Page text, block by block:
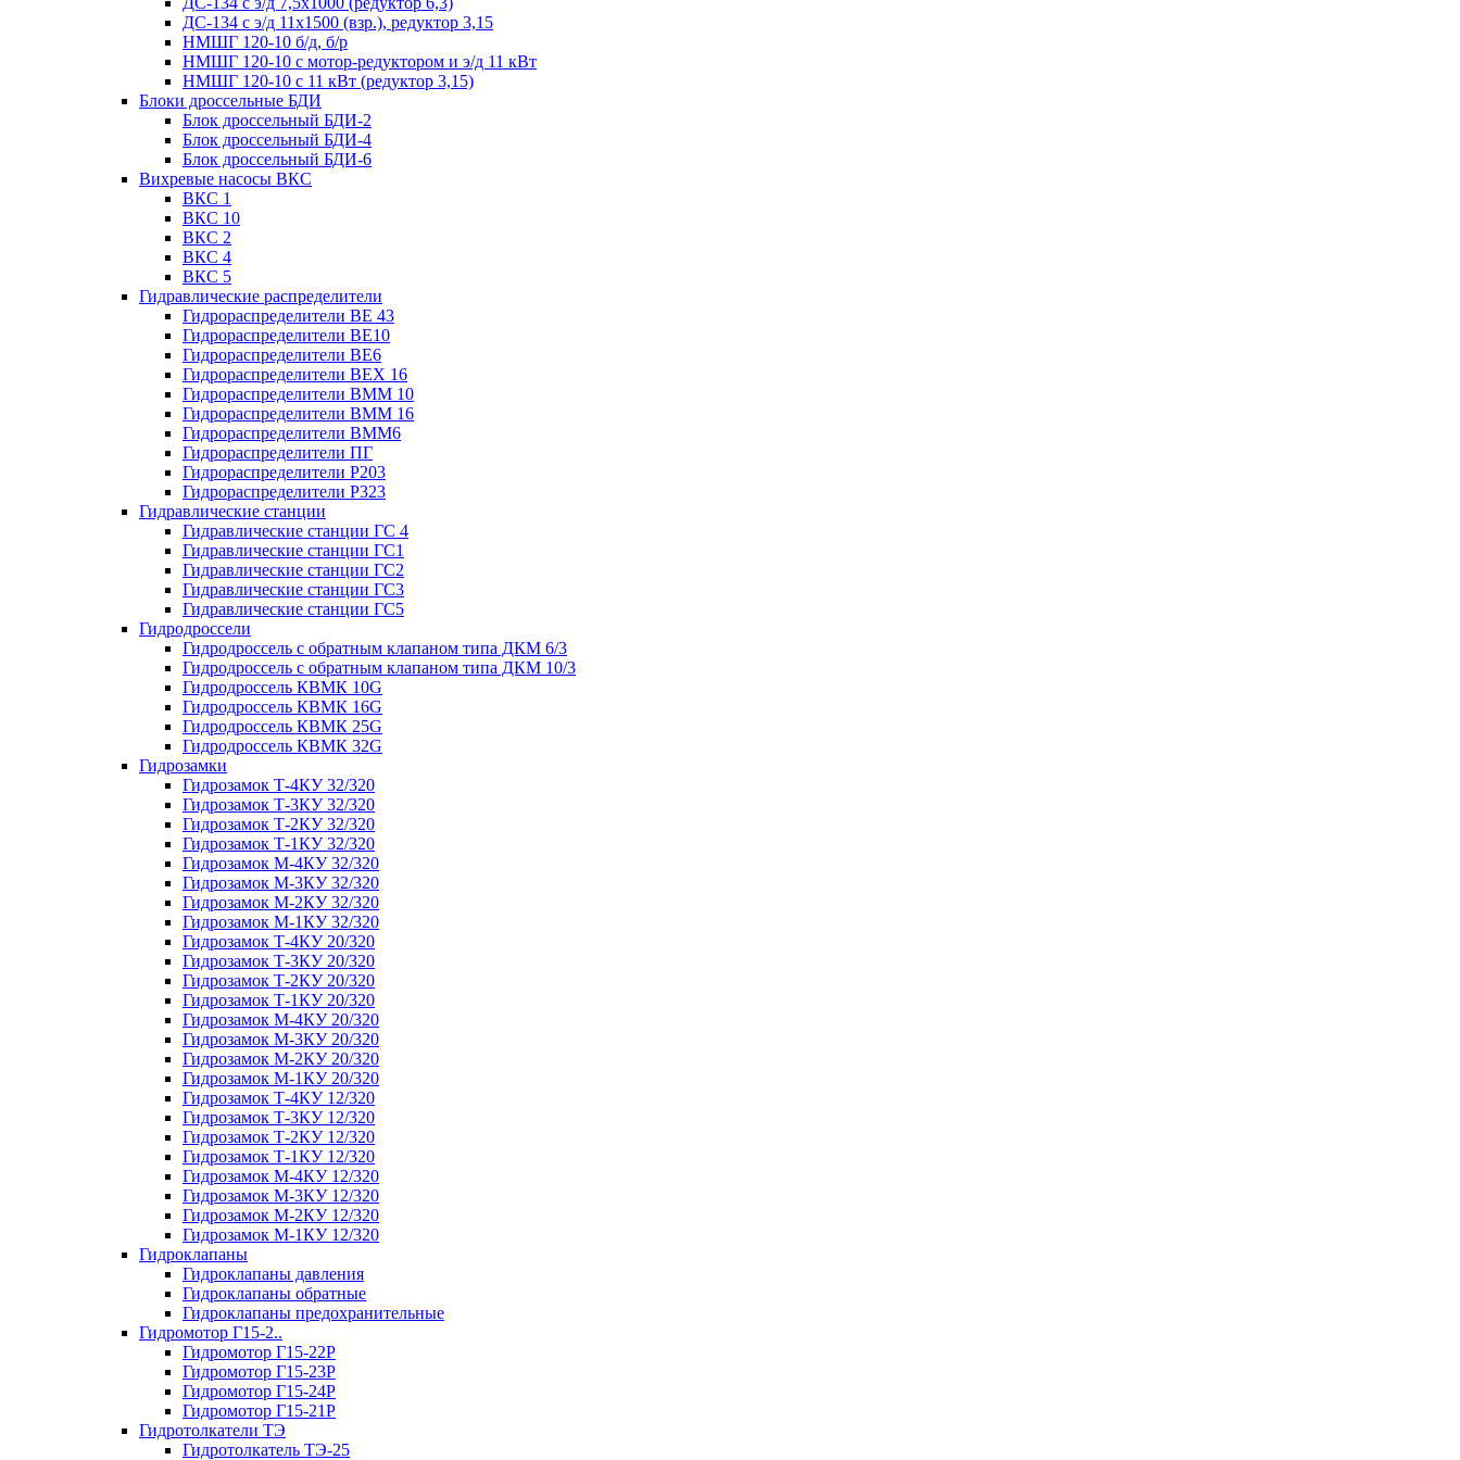
ДС-134 с э/д 11х1500 (взр.), редуктор 3,15
НМШГ 120-10 б/д, б/р
НМШГ 120-10 с мотор-редуктором и э/д 11 кВт
НМШГ 120-10 с 11 кВт (редуктор 3,15)
Блоки дроссельные БДИ
Блок дроссельный БДИ-2
Блок дроссельный БДИ-4
Блок дроссельный БДИ-6
Вихревые насосы ВКС
ВКС 1
ВКС 10
ВКС 2
ВКС 4
ВКС 5
Гидравлические распределители
Гидрораспределители ВЕ 43
Гидрораспределители ВЕ10
Гидрораспределители ВЕ6
Гидрораспределители ВЕХ 16
Гидрораспределители ВММ 10
Гидрораспределители ВММ 16
Гидрораспределители ВММ6
Гидрораспределители ПГ
Гидрораспределители Р203
Гидрораспределители Р323
Гидравлические станции
Гидравлические станции ГС 4
Гидравлические станции ГС1
Гидравлические станции ГС2
Гидравлические станции ГС3
Гидравлические станции ГС5
Гидродроссели
Гидродроссель с обратным клапаном типа ДКМ 6/3
Гидродроссель с обратным клапаном типа ДКМ 10/3
Гидродроссель КВМК 10G
Гидродроссель КВМК 16G
Гидродроссель КВМК 25G
Гидродроссель КВМК 32G
Гидрозамки
Гидрозамок Т-4КУ 32/320
Гидрозамок Т-3КУ 32/320
Гидрозамок Т-2КУ 32/320
Гидрозамок Т-1КУ 32/320
Гидрозамок М-4КУ 32/320
Гидрозамок М-3КУ 32/320
Гидрозамок М-2КУ 32/320
Гидрозамок М-1КУ 32/320
Гидрозамок Т-4КУ 20/320
Гидрозамок Т-3КУ 20/320
Гидрозамок Т-2КУ 20/320
Гидрозамок Т-1КУ 20/320
Гидрозамок М-4КУ 20/320
Гидрозамок М-3КУ 20/320
Гидрозамок М-2КУ 20/320
Гидрозамок М-1КУ 20/320
Гидрозамок Т-4КУ 12/320
Гидрозамок Т-3КУ 12/320
Гидрозамок Т-2КУ 12/320
Гидрозамок Т-1КУ 12/320
Гидрозамок М-4КУ 12/320
Гидрозамок М-3КУ 12/320
Гидрозамок М-2КУ 12/320
Гидрозамок М-1КУ 12/320
Гидроклапаны
Гидроклапаны давления
Гидроклапаны обратные
Гидроклапаны предохранительные
Гидромотор Г15-2..
Гидромотор Г15-22Р
Гидромотор Г15-23Р
Гидромотор Г15-24Р
Гидромотор Г15-21Р
Гидротолкатели ТЭ
Гидротолкатель ТЭ-25